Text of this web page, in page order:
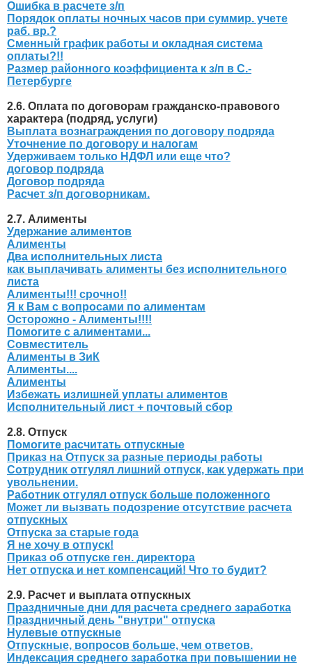
Ошибка в расчете з/п
Порядок оплаты ночных часов при суммир. учете
раб. вр.?
Сменный график работы и окладная система
оплаты?!!
Размер районного коэффициента к з/п в С.-
Петербурге
2.6. Оплата по договорам гражданско-правового
характера (подряд, услуги)
Выплата вознаграждения по договору подряда
Уточнение по договору и налогам
Удерживаем только НДФЛ или еще что?
договор подряда
Договор подряда
Расчет з/п договорникам.
2.7. Алименты
Удержание алиментов
Алименты
Два исполнительных листа
как выплачивать алименты без исполнительного
листа
Алименты!!! срочно!!
Я к Вам с вопросами по алиментам
Осторожно - Алименты!!!!
Помогите с алиментами...
Совместитель
Алименты в ЗиК
Алименты....
Алименты
Избежать излишней уплаты алиментов
Исполнительный лист + почтовый сбор
2.8. Отпуск
Помогите расчитать отпускные
Приказ на Отпуск за разные периоды работы
Сотрудник отгулял лишний отпуск, как удержать при
увольнении.
Работник отгулял отпуск больше положенного
Может ли вызвать подозрение отсутствие расчета
отпускных
Отпуска за старые года
Я не хочу в отпуск!
Приказ об отпуске ген. директора
Нет отпуска и нет компенсаций! Что то будит?
2.9. Расчет и выплата отпускных
Праздничные дни для расчета среднего заработка
Праздничный день "внутри" отпуска
Нулевые отпускные
Отпускные, вопросов больше, чем ответов.
Индексация среднего заработка при повышении не